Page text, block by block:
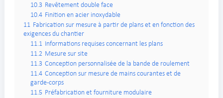
10.3 Revêtement double face
10.4 Finition en acier inoxydable
11 Fabrication sur mesure à partir de plans et en fonction des
exigences du chantier
11.1 Informations requises concernant les plans
11.2 Mesure sur site
11.3 Conception personnalisée de la bande de roulement
11.4 Conception sur mesure de mains courantes et de
garde-corps
11.5 Préfabrication et fourniture modulaire